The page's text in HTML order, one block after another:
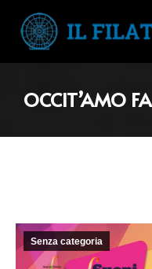
OCCIT’AMO
Senza categoria